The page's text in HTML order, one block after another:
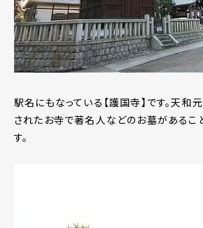
駅名にもなっている【護国寺】です。天和
されたお寺で著名人などのお墓があるこ
す。